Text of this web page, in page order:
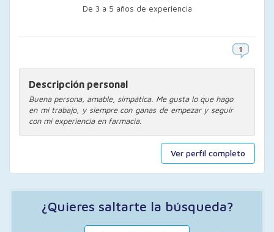
Ver perfil completo
De 3 a 5 años de experiencia
Descripción personal
Buena persona, amable, simpática. Me gusta lo que hago
en mi trabajo, y siempre con ganas de empezar y seguir
con mi experiencia en farmacia.
¿Quieres saltarte la búsqueda?